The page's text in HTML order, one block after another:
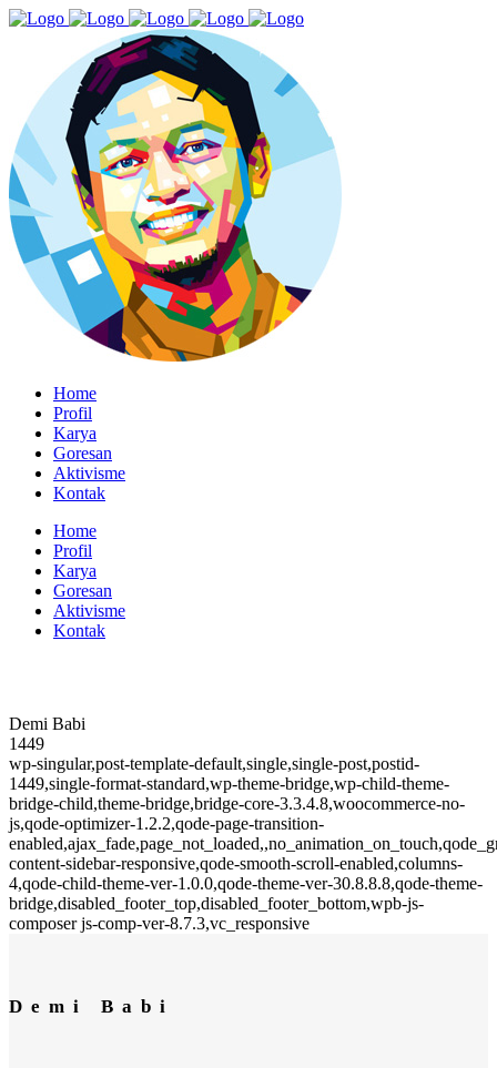
Home
Profil
Karya
Goresan
Aktivisme
Kontak
Home
Profil
Karya
Goresan
Aktivisme
Kontak
Demi Babi
1449
wp-singular,post-template-default,single,single-post,postid-
1449,single-format-standard,wp-theme-bridge,wp-child-theme-
bridge-child,theme-bridge,bridge-core-3.3.4.8,woocommerce-no-
js,qode-optimizer-1.2.2,qode-page-transition-
content-sidebar-responsive,qode-smooth-scroll-enabled,columns-
4,qode-child-theme-ver-1.0.0,qode-theme-ver-30.8.8.8,qode-theme-
bridge,disabled_footer_top,disabled_footer_bottom,wpb-js-
composer js-comp-ver-8.7.3,vc_responsive
Demi Babi